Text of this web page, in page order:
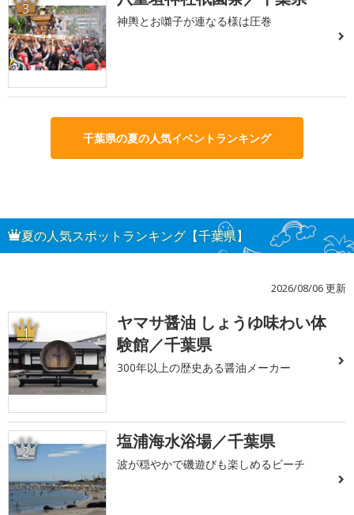
3
神輿とお囃子が連なる様は圧巻
千葉県の夏の人気イベントランキング
夏の人気スポットランキング【千葉県】
2026/08/06 更新
1
ヤマサ醤油 しょうゆ味わい体
験館／千葉県
300年以上の歴史ある醤油メーカー
2 塩浦海水浴場／千葉県
波が穏やかで磯遊びも楽しめるビーチ